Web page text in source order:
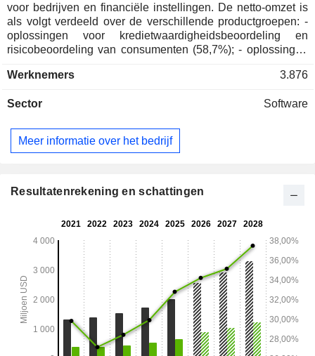
voor bedrijven en financiële instellingen. De netto-omzet is
als volgt verdeeld over de verschillende productgroepen: -
oplossingen voor kredietwaardigheidsbeoordeling en
risicobeoordeling van consumenten (58,7%); - oplossingen
omzet is geografisch als volgt verdeeld: Noord- en Zuid-
Azië/Pacific (5%).
Werknemers 3.876
Sector Software
Meer informatie over het bedrijf
Resultatenrekening en schattingen